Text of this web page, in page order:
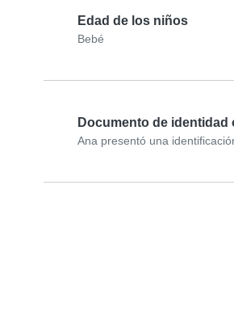
Edad de los niños
Bebé
Documento de identidad
Ana presentó una